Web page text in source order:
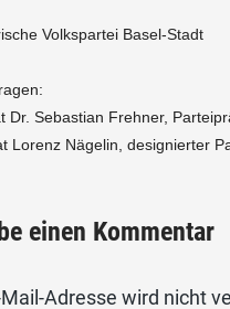
Volkspartei Basel-Stadt
Dr. Sebastian Frehner,
Lorenz Nägelin,
einen Kommentar
Mail-Adresse wird nicht